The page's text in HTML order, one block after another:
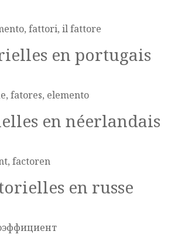
fattori, il fattore
en portugais
fatores, elemento
en néerlandais
factoren
en russe